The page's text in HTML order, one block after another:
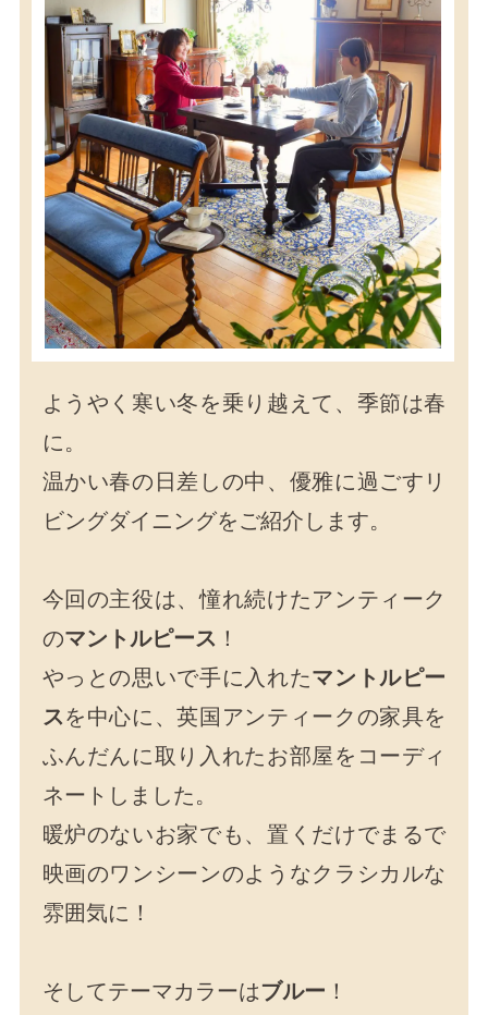
ようやく寒い冬を乗り越えて、季節は春
に。
温かい春の日差しの中、優雅に過ごすリ
ビングダイニングをご紹介します。
今回の主役は、憧れ続けたアンティーク
のマントルピース ！
やっとの思いで手に入れたマントルピー
スを中心に、英国アンティークの家具を
ふんだんに取り入れたお部屋をコーディ
ネートしました。
暖炉のないお家でも、置くだけでまるで
映画のワンシーンのようなクラシカルな
雰囲気に！
そしてテーマカラーはブルー ！